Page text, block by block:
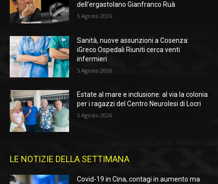
dell’ergastolano Gianfranco Ruà
5 Agosto 2026
Sanità, nuove assunzioni a Cosenza:
iGreco Ospedali Riuniti cerca venti
infermieri
5 Agosto 2026
Estate al mare e inclusione: al via la colonia
per i ragazzi del Centro Neurolesi di Locri
5 Agosto 2026
LE NOTIZIE DELLA SETTIMANA
Covid-19 in Cina, contagi in aumento ma